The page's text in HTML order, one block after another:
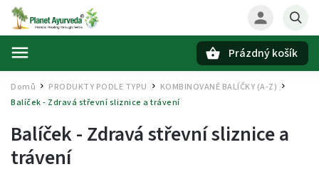
Prázdný košík
Domů / PRODUKTY PODLE TYPU KOMBINOVANÉ BALÍČKY (A-Z) /
Balíček - Zdravá střevní sliznice a trávení
Balíček - Zdravá střevní sliznice a
trávení